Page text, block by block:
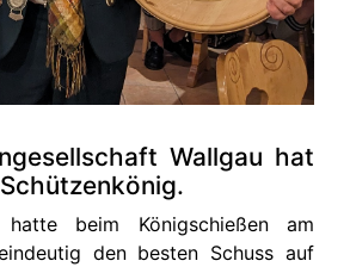
Wallgau hat
beim Königschießen am
den besten Schuss auf